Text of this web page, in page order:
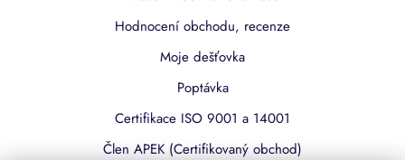
Hodnocení obchodu, recenze
Moje dešťovka
Poptávka
Certifikace ISO 9001 a 14001
Člen APEK (Certifikovaný obchod)